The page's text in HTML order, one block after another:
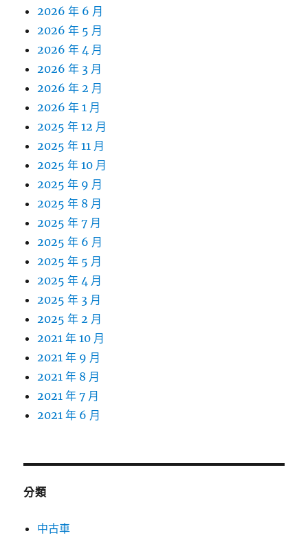
2026 年 6 月
2026 年 5 月
2026 年 4 月
2026 年 3 月
2026 年 2 月
2026 年 1 月
2025 年 12 月
2025 年 11 月
2025 年 10 月
2025 年 9 月
2025 年 8 月
2025 年 7 月
2025 年 6 月
2025 年 5 月
2025 年 4 月
2025 年 3 月
2025 年 2 月
2021 年 10 月
2021 年 9 月
2021 年 8 月
2021 年 7 月
2021 年 6 月
分類
中古車